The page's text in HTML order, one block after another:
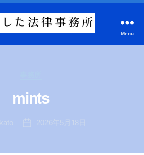
事
所
Menu
mints
kato
Post2026年5月18日